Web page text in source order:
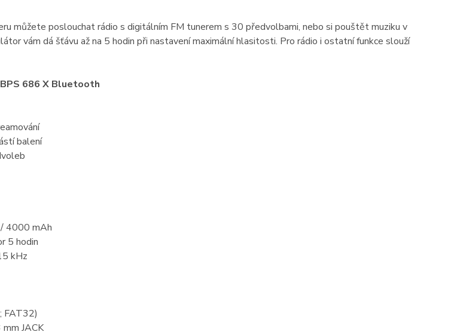
můžete poslouchat rádio s digitálním FM tunerem s 30 předvolbami, nebo si pouštět muziku v
vám dá šťávu až na 5 hodin při nastavení maximální hlasitosti. Pro rádio i ostatní funkce slouží
686 X Bluetooth
balení
4000 mAh
5 hodin
kHz
FAT32)
JACK